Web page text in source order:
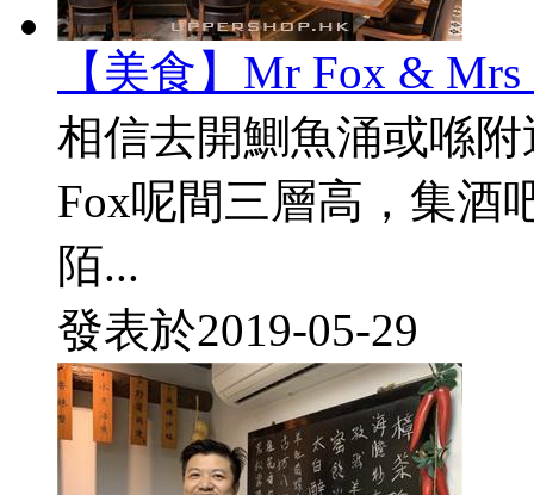
【美食】Mr Fox &
相信去開鰂魚涌或喺
Fox呢間三層高，集酒
陌...
發表於2019-05-29